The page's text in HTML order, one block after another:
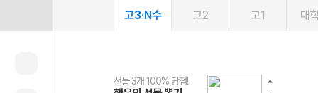
고3·N수 고2 고1 대
선물 3개 100% 당첨!
선물 100% 증정!
여름방학 스터디 캐시백
2027 러셀 단과
스마트러닝앱
메가패스
메가패스 수강생 무료혜택!
사회공헌 캠페인